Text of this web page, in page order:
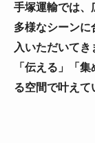
手塚運輸では、
多様なシーン
入いただいてき
「伝える」「
る空間で叶えて